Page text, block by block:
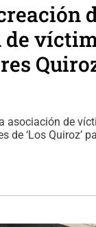
asociación de
de ‘Los Quiroz’